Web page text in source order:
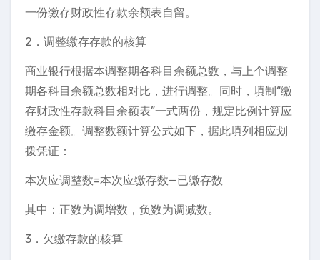
一份缴存财政性存款余额表自留。
2．调整缴存存款的核算
商业银行根据本调整期各科目余额总数，与上个调整
期各科目余额总数相对比，进行调整。同时，填制“缴
存财政性存款科目余额表”一式两份，规定比例计算应
缴存金额。调整数额计算公式如下，据此填列相应划
拨凭证：
本次应调整数=本次应缴存数—已缴存数
其中：正数为调增数，负数为调减数。
3．欠缴存款的核算